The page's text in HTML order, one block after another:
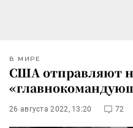
В МИРЕ
США отправляют
26 августа 2022, 13:20 72